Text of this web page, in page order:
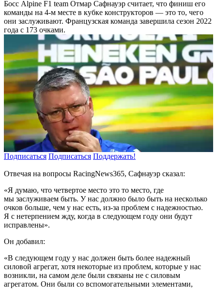
Босс Alpine F1 team Отмар Сафнауэр считает, что финиш его
команды на 4-м месте в кубке конструкторов — это то, чего
они заслуживают. Французская команда завершила сезон 2022
года с 173 очками.
Подписаться Подписаться Поддержать!
Отвечая на вопросы RacingNews365, Сафнауэр сказал:
«Я думаю, что четвертое место это то место, где
мы заслуживаем быть. У нас должно было быть на несколько
очков больше, чем у нас есть, из-за проблем с надежностью.
Я с нетерпением жду, когда в следующем году они будут
исправлены».
Он добавил:
«В следующем году у нас должен быть более надежный
силовой агрегат, хотя некоторые из проблем, которые у нас
возникли, на самом деле были связаны не с силовым
агрегатом. Они были со вспомогательными элементами,